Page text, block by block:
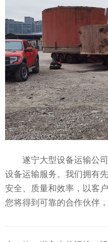
遂宁大型设备运输公司
设备运输服务。我们拥有
安全、质量和效率，以客
您将得到可靠的合作伙伴